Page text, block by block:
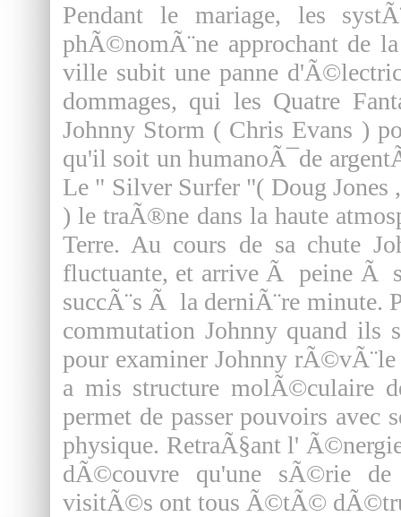
Pendant le mariage, les
phÃ©nomÃ¨ne approchant de
ville subit une panne
dommages, qui les Quatre
Johnny Storm ( Chris Evans )
qu'il soit un humanoÃ¯de
Le " Silver Surfer "( Doug Jones
) le traÃ®ne dans la haute
Terre. Au cours de sa chute
fluctuante, et arrive Ã peine Ã
succÃ¨s Ã la derniÃ¨re minute.
commutation Johnny quand ils
pour examiner Johnny
a mis structure molÃ©culaire
permet de passer pouvoirs avec
physique. RetraÃ§ant l'
dÃ©couvre qu'une sÃ©rie
visitÃ©s ont tous Ã©tÃ©